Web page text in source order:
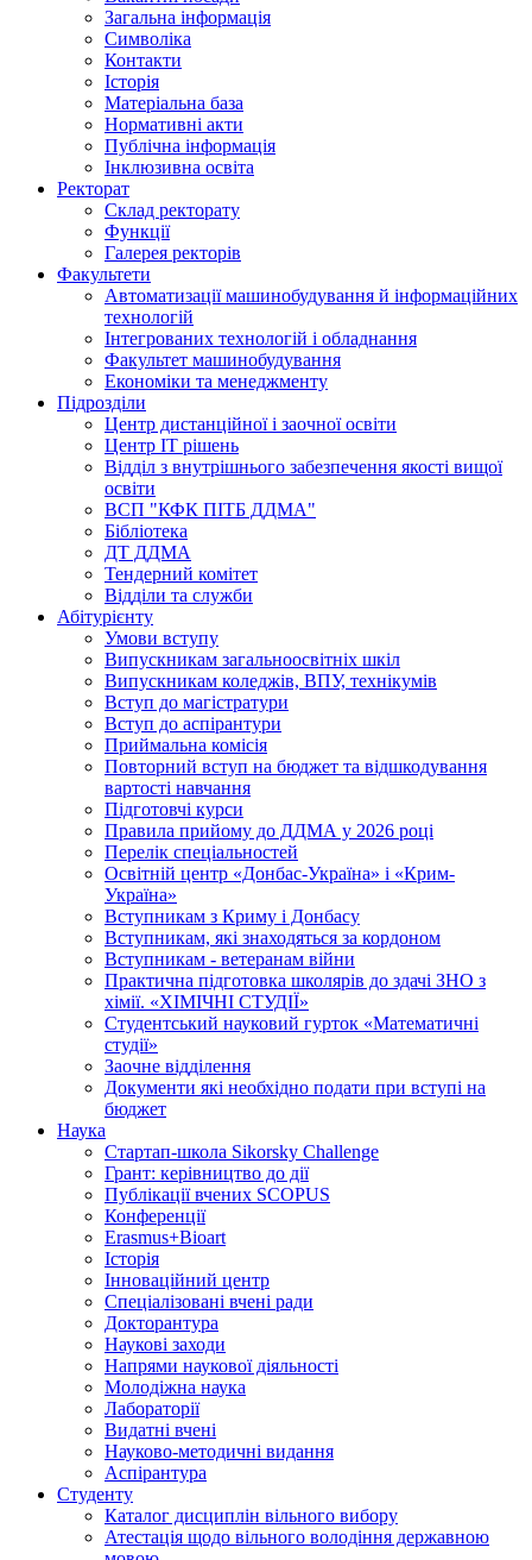
Загальна інформація
Символіка
Контакти
Історія
Матеріальна база
Нормативні акти
Публічна інформація
Інклюзивна освіта
Ректорат
Склад ректорату
Функції
Галерея ректорів
Факультети
Автоматизації машинобудування й інформаційних
технологій
Інтегрованих технологій і обладнання
Факультет машинобудування
Економіки та менеджменту
Підрозділи
Центр дистанційної і заочної освіти
Центр ІТ рішень
Відділ з внутрішнього забезпечення якості вищої
освіти
ВСП "КФК ПІТБ ДДМА"
Бібліотека
ДТ ДДМА
Тендерний комітет
Відділи та служби
Абітурієнту
Умови вступу
Випускникам загальноосвітніх шкіл
Випускникам коледжів, ВПУ, технікумів
Вступ до магістратури
Вступ до аспірантури
Приймальна комісія
Повторний вступ на бюджет та відшкодування
вартості навчання
Підготовчі курси
Правила прийому до ДДМА у 2026 році
Перелік спеціальностей
Освітній центр «Донбас-Україна» і «Крим-
Україна»
Вступникам з Криму і Донбасу
Вступникам, які знаходяться за кордоном
Вступникам - ветеранам війни
Практична підготовка школярів до здачі ЗНО з
хімії. «ХІМІЧНІ СТУДІЇ»
Студентський науковий гурток «Математичні
студії»
Заочне відділення
Документи які необхідно подати при вступі на
бюджет
Наука
Стартап-школа Sikorsky Challenge
Грант: керівництво до дії
Публікації вчених SCOPUS
Конференції
Erasmus+Bioart
Історія
Інноваційний центр
Спеціалізовані вчені ради
Докторантура
Наукові заходи
Напрями наукової діяльності
Молодіжна наука
Лабораторії
Видатні вчені
Науково-методичні видання
Аспірантура
Студенту
Каталог дисциплін вільного вибору
Атестація щодо вільного володіння державною